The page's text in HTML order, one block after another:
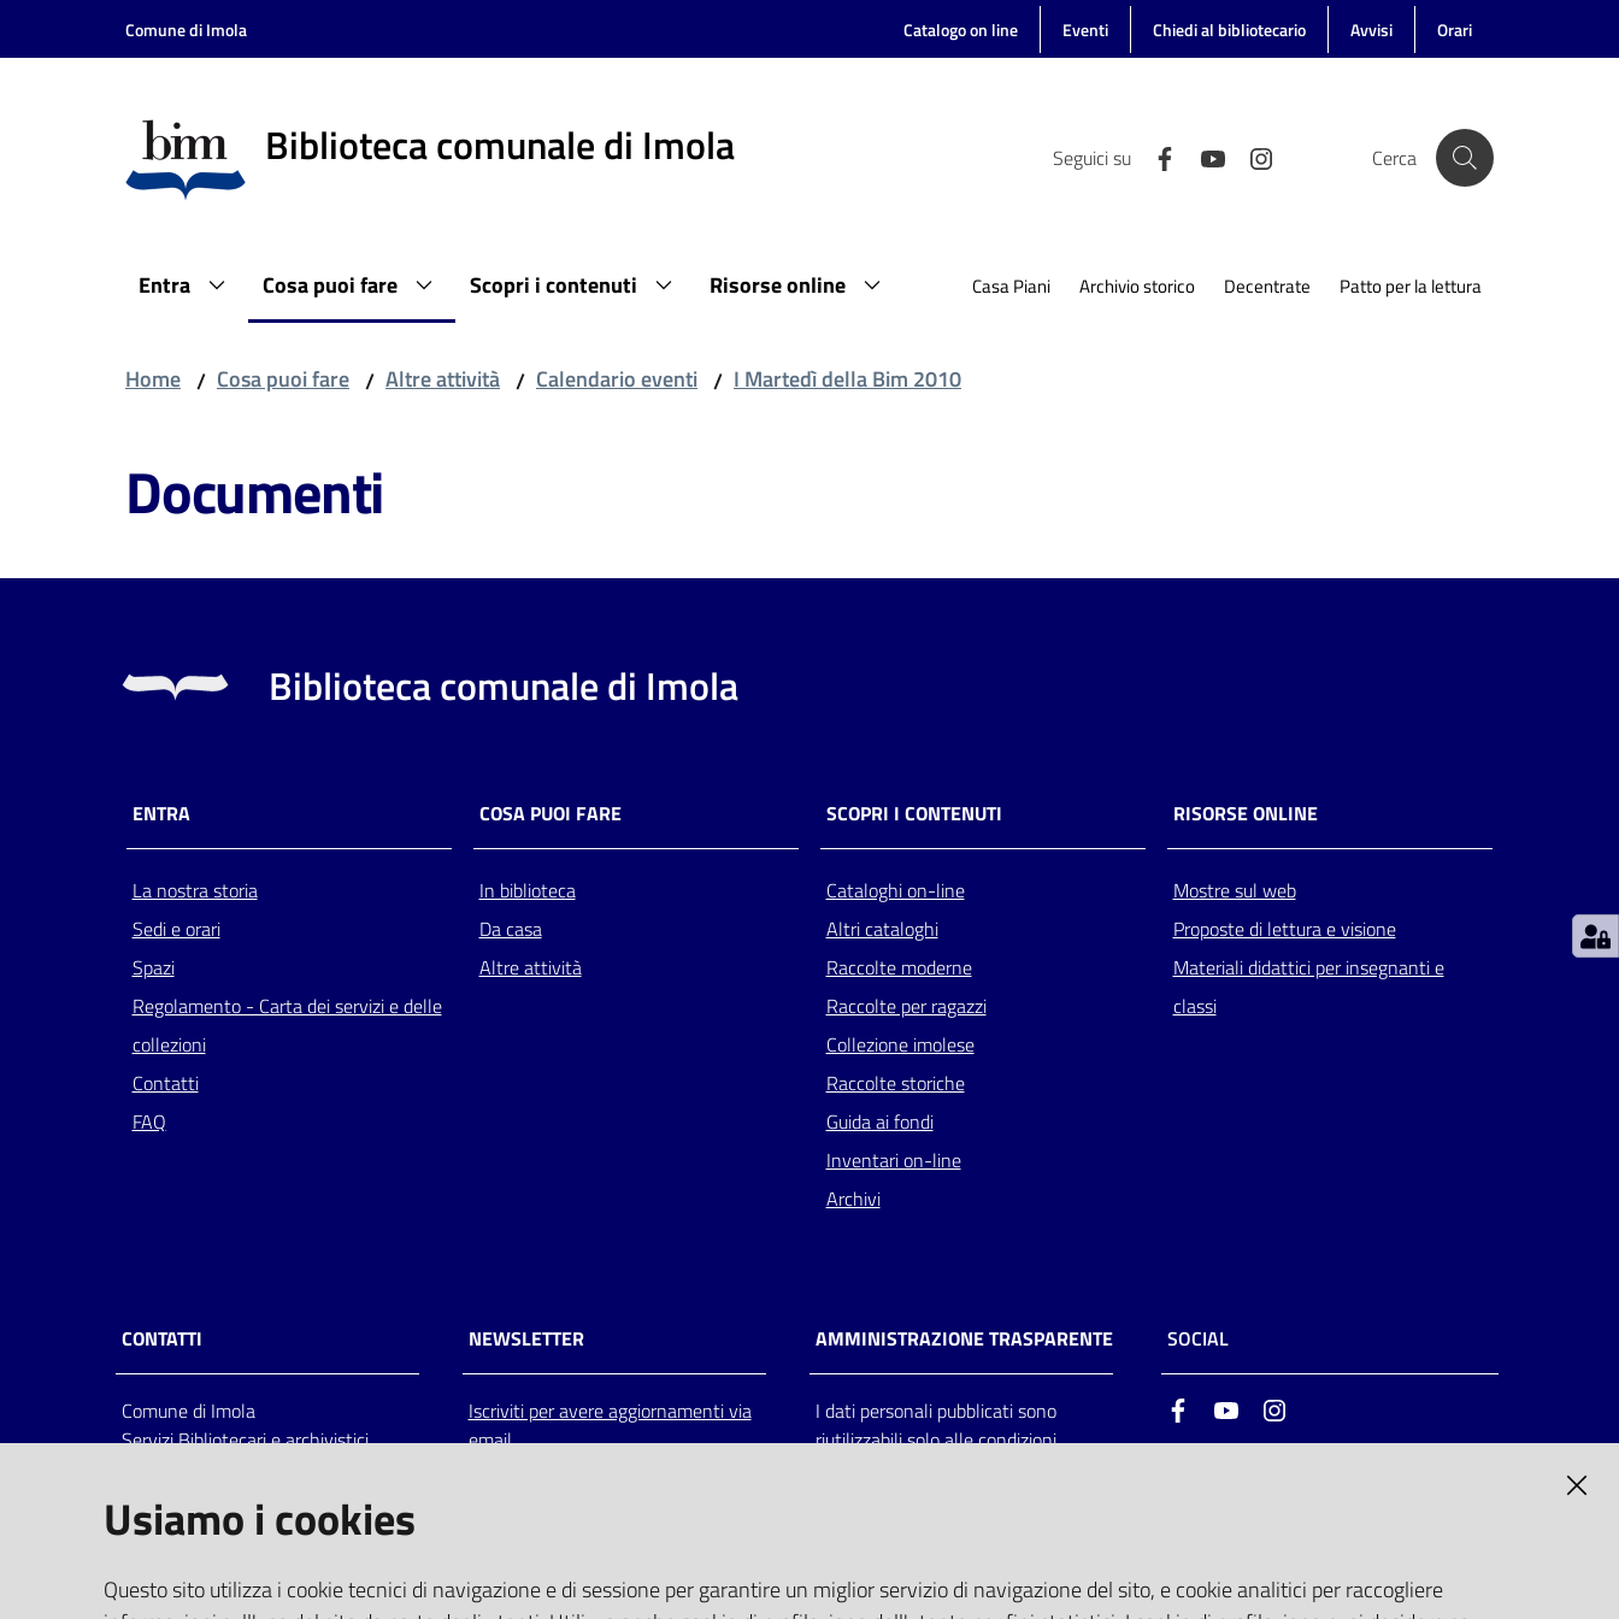
Vai al contenuto
Vai alla navigazione
Comune di Imola Catalogo on line Eventi Chiedi al bibliotecario Avvisi Orari
Biblioteca comunale di Imola Seguici su Cerca
Entra Cosa puoi fare Scopri i contenuti Risorse online Casa Piani Archivio storico Decentrate Patto per la lettura
Home / Cosa puoi fare / Altre attività / Calendario eventi / I Martedì della Bim 2010
Documenti
Biblioteca comunale di Imola
ENTRA
La nostra storia
Sedi e orari
Spazi
Regolamento - Carta dei servizi e delle
collezioni
Contatti
FAQ
COSA PUOI FARE
In biblioteca
Da casa
Altre attività
SCOPRI I CONTENUTI
Cataloghi on-line
Altri cataloghi
Raccolte moderne
Raccolte per ragazzi
Collezione imolese
Raccolte storiche
Guida ai fondi
Inventari on-line
Archivi
RISORSE ONLINE
Mostre sul web
Proposte di lettura e visione
Materiali didattici per insegnanti e
classi
CONTATTI
Comune di Imola
Servizi Bibliotecari e archivistici
Italia
centralino: tel 0542.6026.36 fax
bim@comune.imola.bo.it
PEC
NEWSLETTER
Iscriviti per avere aggiornamenti via
email
AMMINISTRAZIONE TRASPARENTE
I dati personali pubblicati sono
riutilizzabili solo alle condizioni
SOCIAL
FacebookYoutube
Usiamo i cookies
Questo sito utilizza i cookie tecnici di navigazione e di sessione per garantire un miglior servizio di navigazione del sito, e cookie analitici per raccogliere